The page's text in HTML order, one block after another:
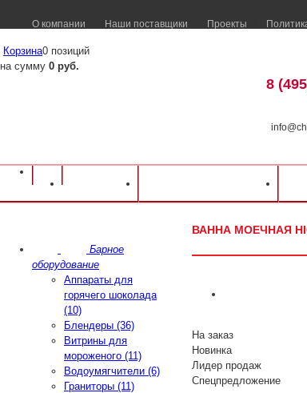
О компании Наши поставщики Проекты
Корзина0 позиций
на сумму 0 руб.
8
Каталог оборудования
ВАННА МОЕЧНАЯ
На заказ
Новинка
Лидер продаж
Спецпредложение
Барное
оборудование
Аппараты для
горячего шоколада
(10)
Блендеры (36)
Витрины для
мороженого (11)
Водоумягчители (6)
Граниторы (11)